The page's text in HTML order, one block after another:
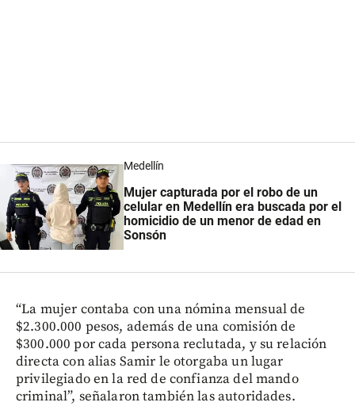
Medellín
Mujer capturada por el robo de un
celular en Medellín era buscada por el
homicidio de un menor de edad en
Sonsón
“La mujer contaba con una nómina mensual de
$2.300.000 pesos, además de una comisión de
$300.000 por cada persona reclutada, y su relación
directa con alias Samir le otorgaba un lugar
privilegiado en la red de confianza del mando
criminal”, señalaron también las autoridades.